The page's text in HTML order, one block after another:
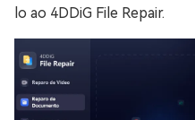
lo ao 4DDiG File Repair.